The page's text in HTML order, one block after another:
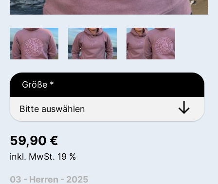
Größe *
59,90 €
inkl. MwSt. 19 %
03 - Herren - 2025